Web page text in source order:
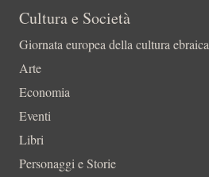
Cultura e Società
Giornata europea della cultura ebraica
Arte
Economia
Eventi
Libri
Personaggi e Storie